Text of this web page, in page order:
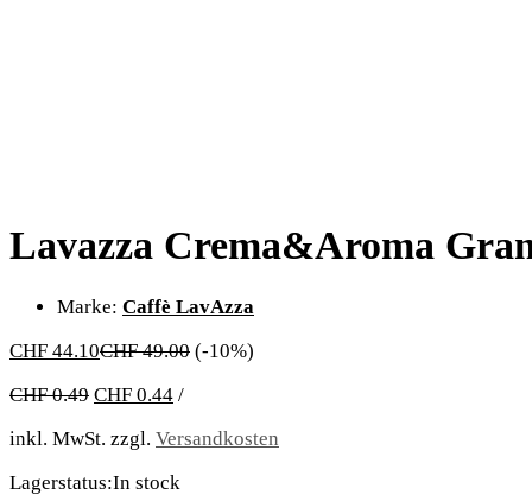
Lavazza Crema&Aroma
Marke: Caffè LavAzza
CHF 44.10CHF49.00 (-10%)
CHF0.49 CHF 0.44 /
inkl. MwSt. zzgl. Versandkosten
Lagerstatus:In stock